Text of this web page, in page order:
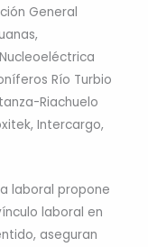
General
Río Turbio
Riachuelo
Intercargo,
laboral propone
laboral en
aseguran